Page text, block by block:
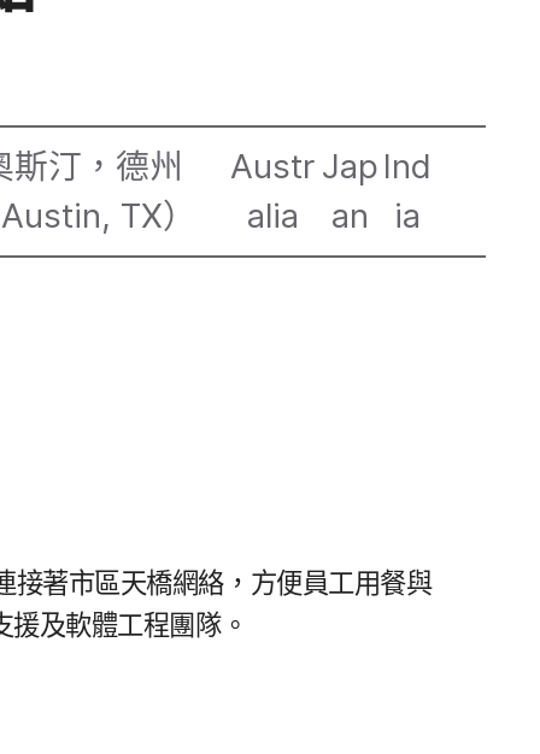
斯汀，​德州​
Austin, TX）
Austr
alia
Jap
an
Ind
ia
接​著市區​天橋​網絡，​方便​員工​用餐​與​
援​及​軟體​工程​團隊。